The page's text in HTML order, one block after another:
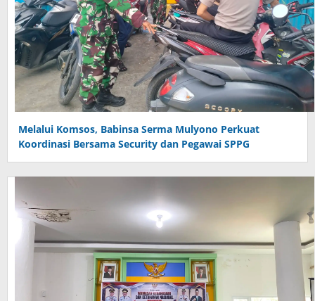
Melalui Komsos, Babinsa Serma Mulyono Perkuat
Koordinasi Bersama Security dan Pegawai SPPG